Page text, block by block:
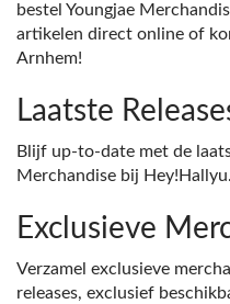
bestel Youngjae
artikelen direct online of
Arnhem!
Laatste
Blijf up-to-date met de
Merchandise bij Hey!Hallyu.
Exclusieve
Verzamel exclusieve
releases, exclusief